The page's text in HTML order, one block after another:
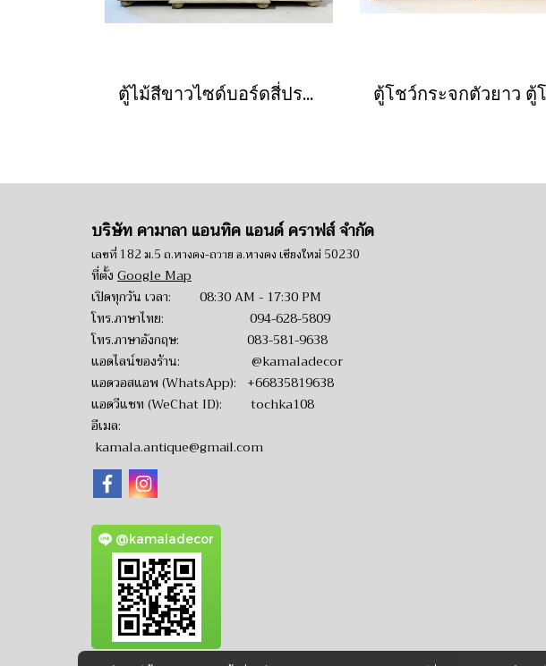
ตู้ไม้สีขาวไซด์บอร์ดสี่ประตูแต่งลายนูนช้าง
บริษัท คามาลา แอนทิค แอนด์ คราฟส์ จำกัด
เลขที่ 182 ม.5 ถ.หางดง-ถวาย อ.หางดง เชียงใหม่ 50230
ที่ตั้ง Google Map
เปิดทุกวัน เวลา: 08:30 AM - 17:30 PM
โทร.ภาษาไทย: 094-628-5809
โทร.ภาษาอังกฤษ: 083-581-9638
แอดไลน์ของร้าน: @kamaladecor
แอดวอสแอพ (WhatsApp): +66835819638
แอดวีแชท (WeChat ID): tochka108
อีเมล:
kamala.antique@gmail.com
@kamaladecor